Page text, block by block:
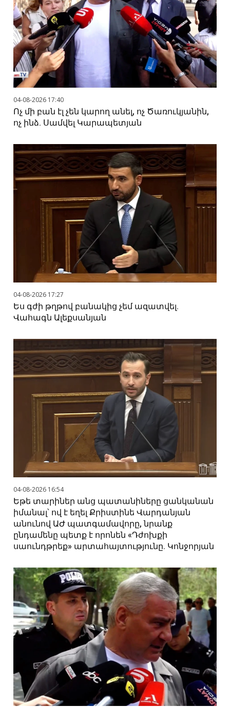
04-08-2026 17:40
Ոչ մի բան էլ չեն կարող անել, ոչ Ծառուկյանին,
ոչ ինձ. Սամվել Կարապետյան
04-08-2026 17:27
Ես գժի թղթով բանակից չեմ ազատվել.
Վահագն Ալեքսանյան
04-08-2026 16:54
Եթե տարիներ անց պատանիները ցանկանան
իմանալ՝ ով է եղել Քրիստինե Վարդանյան
անունով ԱԺ պատգամավորը, նրանք
ընդամենը պետք է որոնեն «Դժոխքի
սաունդթրեք» արտահայտությունը. Կոնջորյան